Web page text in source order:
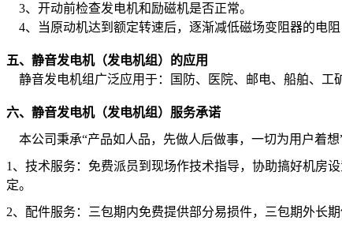
3、开动前检查发电机和励磁机是否正常。
4、当原动机达到额定转速后，逐渐减低磁场变阻器的电
五、静音发电机（发电机组）的应用
静音发电机组广泛应用于：国防、医院、邮电、船舶、工
六、静音发电机（发电机组）服务承诺
本公司秉承“产品如人品，先做人后做事，一切为用户着
1 、技术服务：免费派员到现场作技术指导，协助搞好机房
定。
2、配件服务：三包期内免费提供部分易损件，三包期外长期